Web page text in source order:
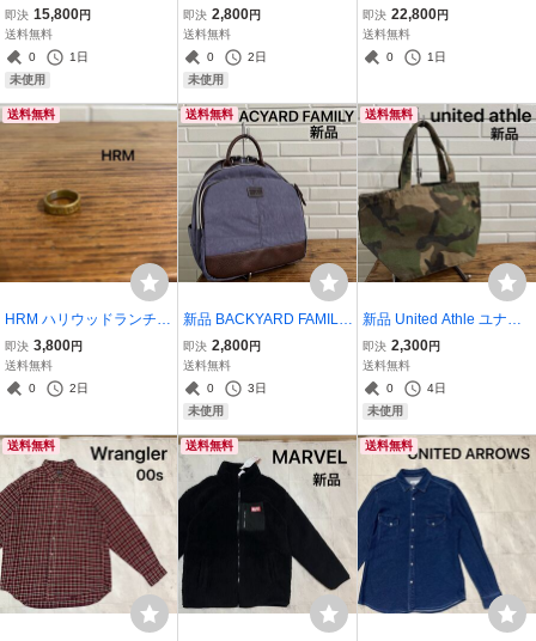
I オウレンティ ナイロン
ボストンバッグ ミニショ
ルダーバッグ ハンドルバ
ッグ 2way 定価24200 玉y
即決 15,800円
送料無料
0
1日
未使用
ョール マフラー 羽織り ポ
リエステル カジュアル ナ
ノユニバース フリークス
ストアOEM商品 玉ya163
即決 2,800円
送料無料
0
2日
未使用
VERSE WEAVE USMA ア
メリカ軍 ミリタリー 軍士
官学校 SWEAT HOODIE
即決 22,800円
送料無料
0
1日
送料無料
HRM ハリウッドランチマ
ーケット ARIGATO リン
グ 指輪 アクセサリー 真鍮
小物 レディース 玉ya150
即決 3,800円
送料無料
0
2日
送料無料
新品 BACKYARD FAMILY
バックヤードファミリー
多機能バッグ 軽量 ナイロ
ンリュック ポケットリュ
ック カジュアル 小泉アパ
即決 2,800円
送料無料
0
3日
未使用
送料無料
新品 United Athle ユナイ
テッドアスレ 無地 ミニト
ートバッグ 手提げ キャン
バス生地 薄手 アメカジ カ
ジュアル ストリート 玉ya
即決 2,300円
送料無料
0
4日
未使用
送料無料 送料無料 送料無料